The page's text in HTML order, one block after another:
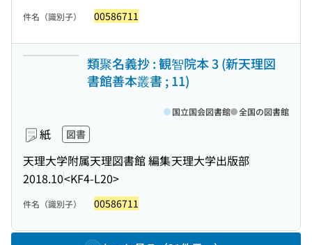
件名（識別子） 00586711
類聚名義抄 : 観智院本 3 (新天理図
書館善本叢書 ; 11)
紙 図書
天理大学附属天理図書館 編集天理大学出版部
2018.10<KF4-L20>
国立国会図書館 全国の図書館
件名（識別子） 00586711